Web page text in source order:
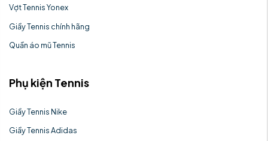
Vợt Tennis Yonex
Giầy Tennis chính hãng
Quần áo mũ Tennis
Phụ kiện Tennis
Giầy Tennis Nike
Giầy Tennis Adidas